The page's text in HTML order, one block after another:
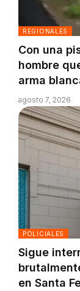
REGIONALES
Con una
hombre
arma
agosto 7, 2026
POLICIALES
Sigue
en Santa